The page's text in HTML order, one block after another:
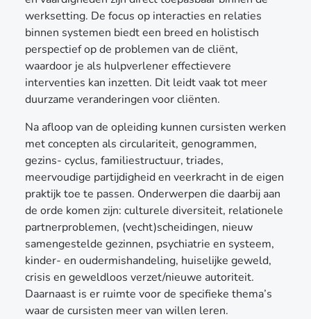
werksetting. De focus op interacties en relaties
binnen systemen biedt een breed en holistisch
perspectief op de problemen van de cliënt,
waardoor je als hulpverlener effectievere
interventies kan inzetten. Dit leidt vaak tot meer
duurzame veranderingen voor cliënten.
Na afloop van de opleiding kunnen cursisten werken
met concepten als circulariteit, genogrammen,
gezins- cyclus, familiestructuur, triades,
meervoudige partijdigheid en veerkracht in de eigen
praktijk toe te passen. Onderwerpen die daarbij aan
de orde komen zijn: culturele diversiteit, relationele
partnerproblemen, (vecht)scheidingen, nieuw
samengestelde gezinnen, psychiatrie en systeem,
kinder- en oudermishandeling, huiselijke geweld,
crisis en geweldloos verzet/nieuwe autoriteit.
Daarnaast is er ruimte voor de specifieke thema’s
waar de cursisten meer van willen leren.